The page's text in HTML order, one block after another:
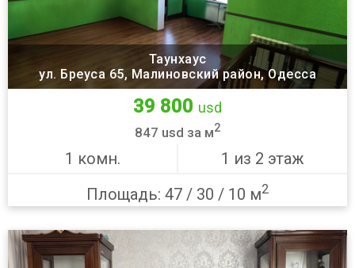
Таунхаус
ул. Бреуса 65, Малиновский район, Одесса
39 800 usd
847 usd за м2
1 комн.
1 из 2 этаж
Площадь: 47 / 30 / 10 м2